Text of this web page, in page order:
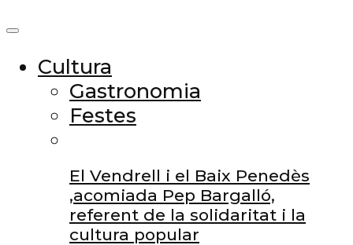
Cultura
Gastronomia
Festes
El Vendrell i el Baix Penedès
,acomiada Pep Bargalló,
referent de la solidaritat i la
cultura popular